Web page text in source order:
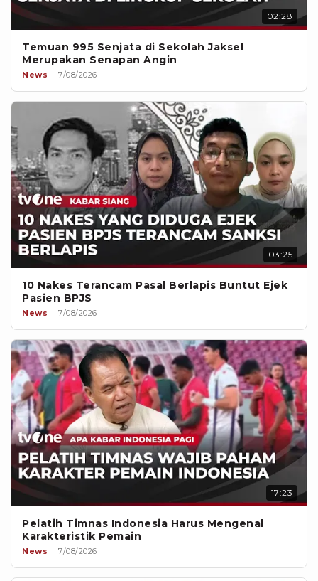
02:28
Temuan 995 Senjata di Sekolah Jaksel
Merupakan Senapan Angin
News 7/08/2026
03:25
10 Nakes Terancam Pasal Berlapis Buntut Ejek
Pasien BPJS
News 7/08/2026
17:23
Pelatih Timnas Indonesia Harus Mengenal
Karakteristik Pemain
News 7/08/2026